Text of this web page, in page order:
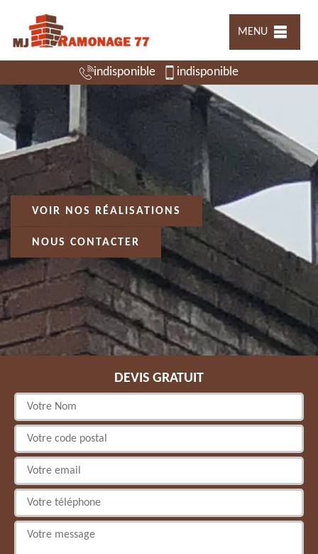
MENU
indisponible indisponible
VOIR NOS RÉALISATIONS
NOUS CONTACTER
DEVIS GRATUIT